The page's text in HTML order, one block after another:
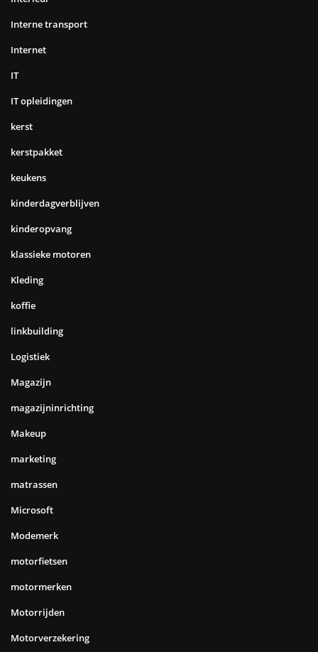
Interne transport
Internet
IT
IT opleidingen
kerst
kerstpakket
keukens
kinderdagverblijven
kinderopvang
klassieke motoren
Kleding
koffie
linkbuilding
Logistiek
Magazijn
magazijninrichting
Makeup
marketing
matrassen
Microsoft
Modemerk
motorfietsen
motormerken
Motorrijden
Motorverzekering